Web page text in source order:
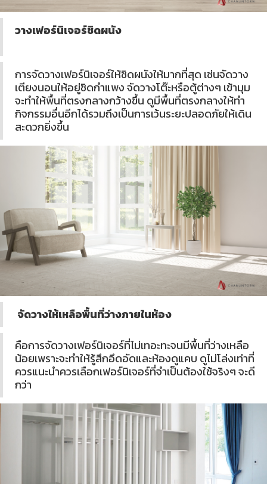
วางเฟอร์นิเจอร์ชิดผนัง
การจัดวางเฟอร์นิเจอร์ให้ชิดผนังให้มากที่สุด เช่นจัดวาง
เตียงนอนให้อยู่ชิดกำแพง จัดวางโต๊ะหรือตู้ต่างๆ เข้ามุม
จะทำให้พื้นที่ตรงกลางกว้างขึ้น ดูมีพื้นที่ตรงกลางให้ทำ
กิจกรรมอื่นอีกได้รวมถึงเป็นการเว้นระยะปลอดภัยให้เดิน
สะดวกยิ่งขึ้น
จัดวางให้เหลือพื้นที่ว่างภายในห้อง
คือการจัดวางเฟอร์นิเจอร์ที่ไม่เทอะทะจนมีพื้นที่ว่างเหลือ
น้อยเพราะจะทำให้รู้สึกอึดอัดและห้องดูแคบ ดูไม่โล่งเท่าที่
ควรแนะนำควรเลือกเฟอร์นิเจอร์ที่จำเป็นต้องใช้จริงๆ จะดี
กว่า